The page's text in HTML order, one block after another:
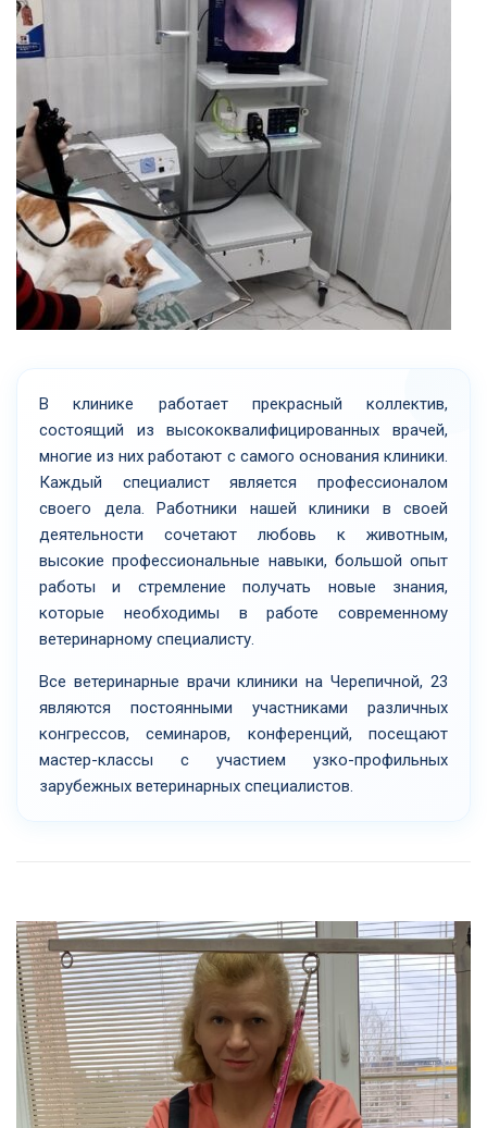
В клинике работает прекрасный коллектив,
состоящий из высококвалифицированных врачей,
многие из них работают с самого основания клиники.
Каждый специалист является профессионалом
своего дела. Работники нашей клиники в своей
деятельности сочетают любовь к животным,
высокие профессиональные навыки, большой опыт
работы и стремление получать новые знания,
которые необходимы в работе современному
ветеринарному специалисту.
Все ветеринарные врачи клиники на Черепичной, 23
являются постоянными участниками различных
конгрессов, семинаров, конференций, посещают
мастер-классы с участием узко-профильных
зарубежных ветеринарных специалистов.